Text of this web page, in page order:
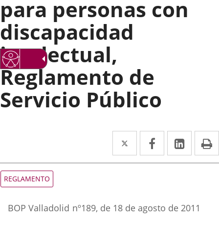
para personas con
discapacidad
intelectual,
Reglamento de
Servicio Público
Twitter
Enlace
a
externa.
Facebook
Enlace
a
externa.
Enlace
a
Tipo
de
REGLAMENTO
boletin
BOP Valladolid nº189, de 18 de agosto de 2011